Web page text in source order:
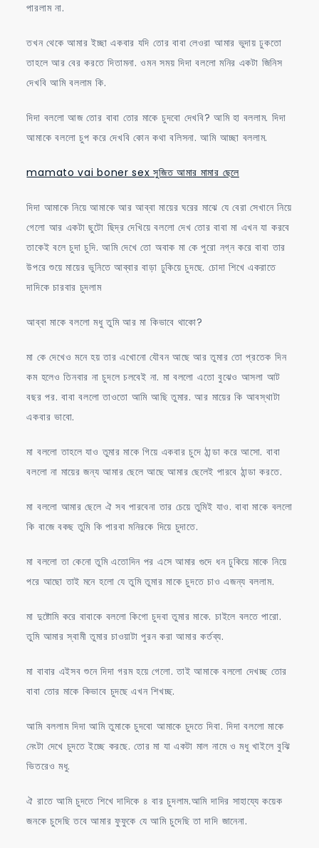
পারলাম না.
তখন থেকে আমার ইচ্ছা একবার যদি তোর বাবা লেওরা আমার ভুদায় ঢুকতো
তাহলে আর বের করতে দিতামনা. ওমন সময় দিদা বললো মনির একটা জিনিস
দেখবি আমি বললাম কি.
দিদা বললো আজ তোর বাবা তোর মাকে চুদবো দেখবি? আমি হা বললাম. দিদা
আমাকে বললো চুপ করে দেখবি কোন কথা বলিসনা. আমি আচ্ছা বললাম.
mamato vai boner sex সুজিত আমার মামার ছেলে
দিদা আমাকে নিয়ে আমাকে আর আব্বা মায়ের ঘরের মাঝে যে বেরা সেখানে নিয়ে
গেলো আর একটা ছুটো ছিদ্র দেখিয়ে বললো দেখ তোর বাবা মা এখন যা করবে
তাকেই বলে চুদা চুদি. আমি দেখে তো অবাক মা কে পুরো নগ্ন করে বাবা তার
উপরে শুয়ে মায়ের ভুনিতে আব্বার বাড়া ঢুকিয়ে চুদছে. চোদা শিখে একরাতে
দাদিকে চারবার চুদলাম
আব্বা মাকে বললো মধু তুমি আর মা কিভাবে থাকো?
মা কে দেখেও মনে হয় তার এখোনো যৌবন আছে আর তুমার তো প্রতেক দিন
কম হলেও তিনবার না চুদলে চলবেই না. মা বললো এতো বুঝেও আসলা আট
বছর পর. বাবা বললো তাওতো আমি আছি তুমার. আর মায়ের কি আবস্থাটা
একবার ভাবো.
মা বললো তাহলে যাও তুমার মাকে গিয়ে একবার চুদে ঠান্ডা করে আসো. বাবা
বললো না মায়ের জন্য আমার ছেলে আছে আমার ছেলেই পারবে ঠান্ডা করতে.
মা বললো আমার ছেলে ঐ সব পারবেনা তার চেয়ে তুমিই যাও. বাবা মাকে বললো
কি বাজে বকছ তুমি কি পারবা মনিরকে দিয়ে চুদাতে.
মা বললো তা কেনো তুমি এতোদিন পর এসে আমার গুদে ধন ঢুকিয়ে মাকে নিয়ে
পরে আছো তাই মনে হলো যে তুমি তুমার মাকে চুদতে চাও এজন্য বললাম.
মা দুষ্টোমি করে বাবাকে বললো কিগো চুদবা তুমার মাকে. চাইলে বলতে পারো.
তুমি আমার স্বামী তুমার চাওয়াটা পুরন করা আমার কর্তব্য.
মা বাবার এইসব শুনে দিদা গরম হয়ে গেলো. তাই আমাকে বললো দেখচ্ছ তোর
বাবা তোর মাকে কিভাবে চুদছে এখন শিখচ্ছ.
আমি বললাম দিদা আমি তুমাকে চুদবো আমাকে চুদতে দিবা. দিদা বললো মাকে
নেংটা দেখে চুদতে ইচ্ছে করছে. তোর মা যা একটা মাল নামে ও মধু খাইলে বুঝি
ভিতরেও মধু.
ঐ রাতে আমি চুদতে শিখে দাদিকে ৪ বার চুদলাম.আমি দাদির সাহায্যে কয়েক
জনকে চুদেছি তবে আমার ফুফুকে যে আমি চুদেছি তা দাদি জানেনা.